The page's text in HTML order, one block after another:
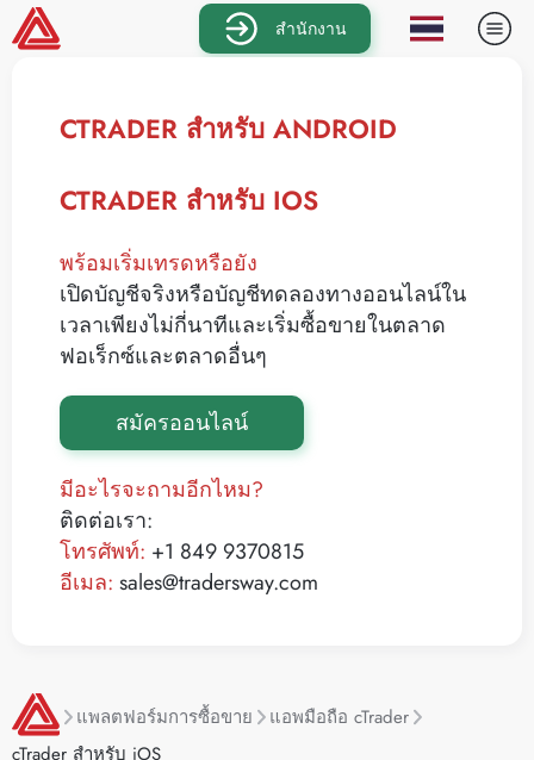
สำนักงาน
CTRADER สำหรับ ANDROID
CTRADER สำหรับ IOS
พร้อมเริ่มเทรดหรือยัง
เปิดบัญชีจริงหรือบัญชีทดลองทางออนไลน์ใน
เวลาเพียงไม่กี่นาทีและเริ่มซื้อขายในตลาด
ฟอเร็กซ์และตลาดอื่นๆ
สมัครออนไลน์
มีอะไรจะถามอีกไหม?
ติดต่อเรา:
โทรศัพท์: +1 849 9370815
อีเมล: sales@tradersway.com
แพลตฟอร์มการซื้อขาย
แอพมือถือ cTrader
cTrader สำหรับ iOS